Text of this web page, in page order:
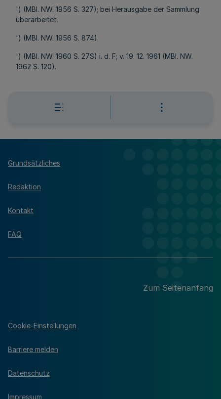
') (MBI. NW. 1956 S. 327); bei Herausgabe der Sammlung
überarbeitet.
') (MBI. NW. 1956 S. 874).
') (MBI. NW. 1960 S. 27S) i. d. F; v. 19. 12. 1961 (MBI. NW.
1962 S. 120).
Grundsätzliches
Redaktion
Kontakt
FAQ
Zum Seitenanfang
Cookie-Einstellungen
Barriere melden
Datenschutz
Impressum